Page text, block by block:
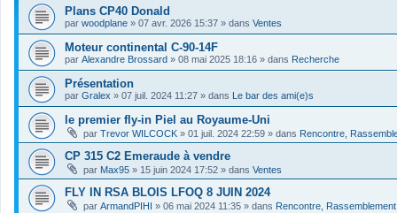
Plans CP40 Donald
par woodplane » 07 avr. 2026 15:37 » dans Ventes
Moteur continental C-90-14F
par Alexandre Brossard » 08 mai 2025 18:16 » dans Recherche
Présentation
par Gralex » 07 juil. 2024 11:27 » dans Le bar des ami(e)s
le premier fly-in Piel au Royaume-Uni
par Trevor WILCOCK » 01 juil. 2024 22:59 » dans Rencontre,
CP 315 C2 Emeraude à vendre
par Max95 » 15 juin 2024 17:52 » dans Ventes
FLY IN RSA BLOIS LFOQ 8 JUIN 2024
par ArmandPIHI » 06 mai 2024 11:35 » dans Rencontre, Rassemblement